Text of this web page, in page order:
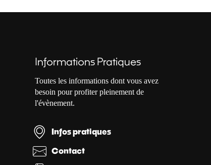
Informations Pratiques
Toutes les informations dont vous avez
besoin pour profiter pleinement de
l'évènement.
Infos pratiques
Contact